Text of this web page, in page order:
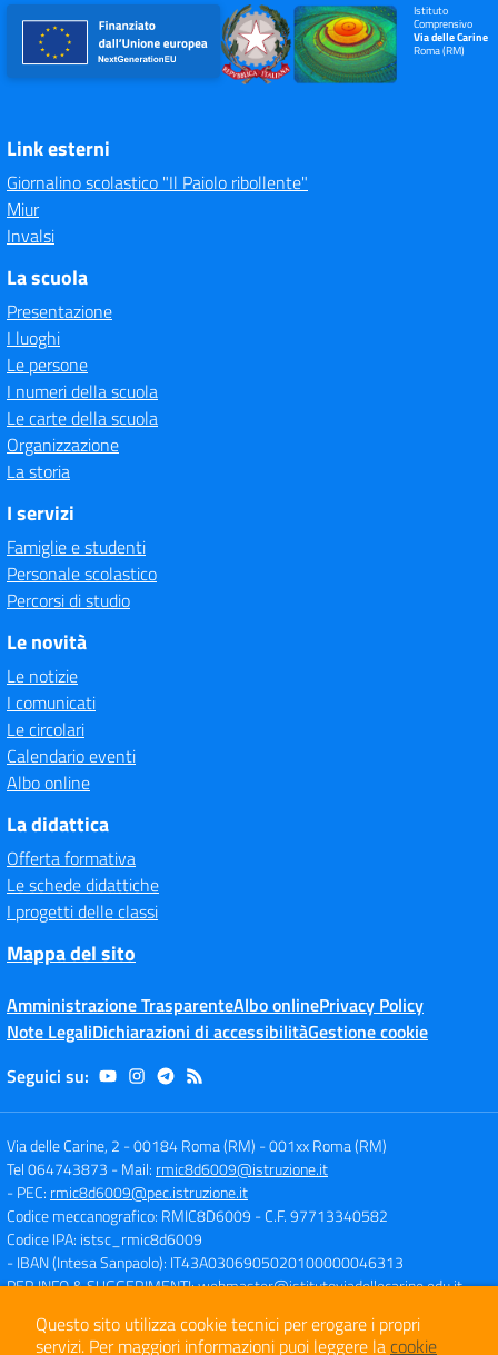
Istituto
Comprensivo
Via delle Carine
Roma (RM)
Link esterni
Giornalino scolastico "Il Paiolo ribollente"
Miur
Invalsi
La scuola
Presentazione
I luoghi
Le persone
I numeri della scuola
Le carte della scuola
Organizzazione
La storia
I servizi
Famiglie e studenti
Personale scolastico
Percorsi di studio
Le novità
Le notizie
I comunicati
Le circolari
Calendario eventi
Albo online
La didattica
Offerta formativa
Le schede didattiche
I progetti delle classi
Mappa del sito
Amministrazione TrasparenteAlbo onlinePrivacy Policy
Note LegaliDichiarazioni di accessibilitàGestione cookie
Seguici su:
Via delle Carine, 2 - 00184 Roma (RM) -001xx Roma (RM)
Tel 064743873 - Mail: rmic8d6009@istruzione.it
- PEC: rmic8d6009@pec.istruzione.it
Codice meccanografico: RMIC8D6009 - C.F. 97713340582
Codice IPA: istsc_rmic8d6009
- IBAN (Intesa Sanpaolo): IT43A0306905020100000046313
PER INFO & SUGGERIMENTI:webmaster@istitutoviadellecarine.edu.it
Questo sito utilizza cookie tecnici per erogare i propri
servizi. Per maggiori informazioni puoi leggere la cookie